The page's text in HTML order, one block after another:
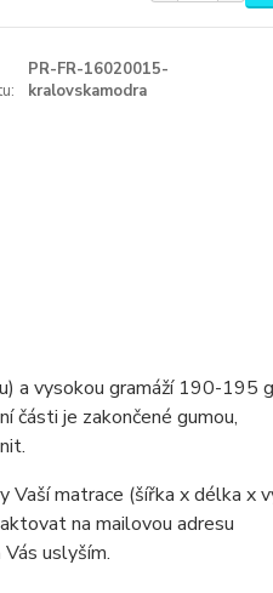
PR-FR-16020015-
kralovskamodra
a vysokou gramáží 190-195
části je zakončené gumou,
matrace (šířka x délka x
na mailovou adresu
uslyším.